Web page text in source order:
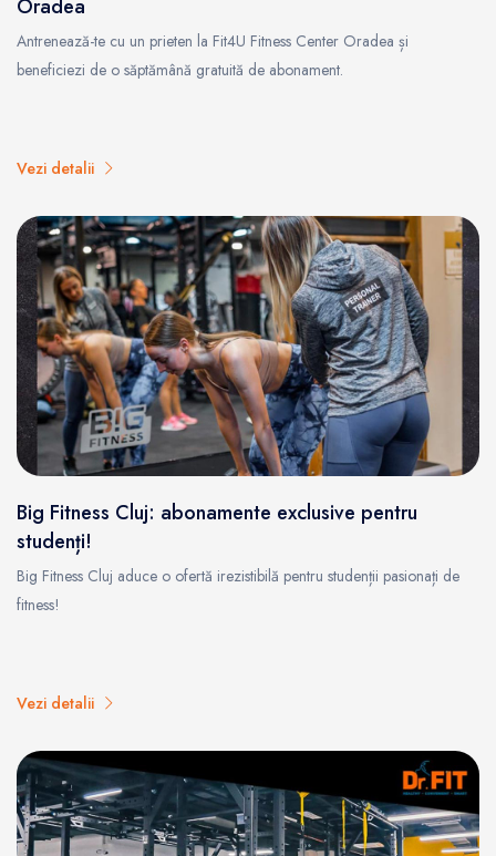
Oradea
Antrenează-te cu un prieten la Fit4U Fitness Center Oradea și
beneficiezi de o săptămână gratuită de abonament.
Vezi detalii
Big Fitness Cluj: abonamente exclusive pentru
studenți!
Big Fitness Cluj aduce o ofertă irezistibilă pentru studenții pasionați de
fitness!
Vezi detalii